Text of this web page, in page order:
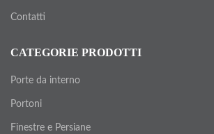
Contatti
CATEGORIE PRODOTTI
Porte da interno
Portoni
Finestre e Persiane